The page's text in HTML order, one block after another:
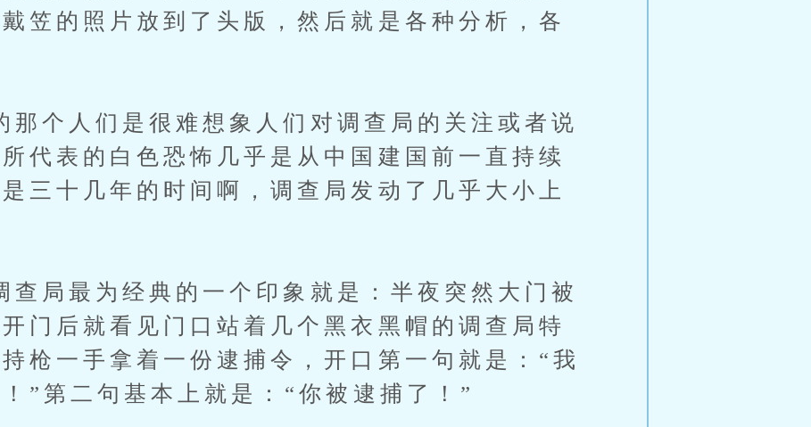
笠的照片放到了头版，然后就是各种分析，各
个人们是很难想象人们对调查局的关注或者说
代表的白色恐怖几乎是从中国建国前一直持续
三十几年的时间啊，调查局发动了几乎大小上
局最为经典的一个印象就是：半夜突然大门被
门后就看见门口站着几个黑衣黑帽的调查局特
枪一手拿着一份逮捕令，开口第一句就是：“我
”第二句基本上就是：“你被逮捕了！”